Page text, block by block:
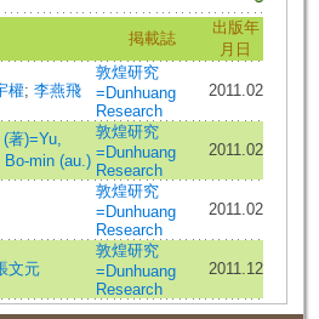
掲載誌
出版年
月日
權; 李燕飛
敦煌研究
=Dunhuang
Research
2011.02
著)=Yu,
min (au.)
敦煌研究
=Dunhuang
Research
2011.02
敦煌研究
=Dunhuang
Research
2011.02
文元
敦煌研究
=Dunhuang
Research
2011.12